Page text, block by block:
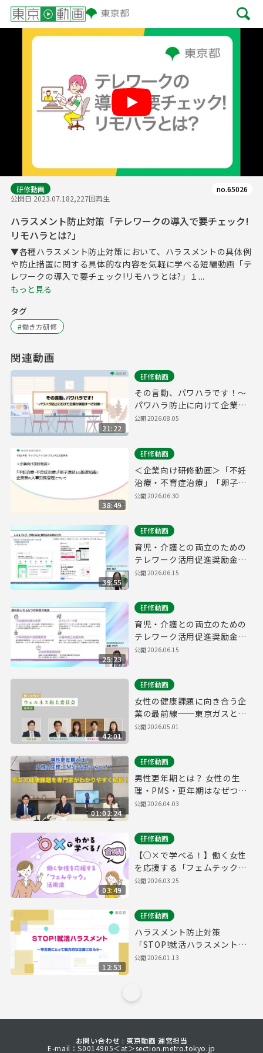
研修動画
公開日 2023.07.182,227回再生
no.65026
ハラスメント防止対策「テレワークの導入で要チェック!
リモハラとは?」
▼各種ハラスメント防止対策において、ハラスメントの具体例
や防止措置に関する具体的な内容を気軽に学べる短編動画「テ
レワークの導入で要チェック!リモハラとは?」１...
もっと見る
タグ
#働き方研修
関連動画
21:22
研修動画
その言動、パワハラです！～
パワハラ防止に向けて企業が
実施すべき対策～
公開2026.08.05
38:49
研修動画
＜企業向け研修動画＞「不妊
治療・不育症治療」「卵子凍
結」の基礎知識と企業等の人
公開2026.06.30
39:55
研修動画
育児・介護との両立のための
テレワーク活用促進奨励金
研修動画②
公開2026.06.15
25:23
研修動画
育児・介護との両立のための
テレワーク活用促進奨励金
研修動画①
公開2026.06.15
42:01
研修動画
女性の健康課題に向き合う企
業の最前線──東京ガスと
SAKURUGが語る、社内制度
公開2026.05.01
01:02:24
研修動画
男性更年期とは？ 女性の生
理・PMS・更年期はなぜつら
い？男女の健康課題を専門家
公開2026.04.03
03:49
研修動画
【○×で学べる！】働く女性
を応援する「フェムテック」
活用法
公開2026.03.25
12:53
研修動画
ハラスメント防止対策
「STOP!就活ハラスメント～
学生等にとって魅力的な企業
公開2026.01.13
お問い合わせ : 東京動画 運営担当
E-mail：S0014905＜at＞section.metro.tokyo.jp